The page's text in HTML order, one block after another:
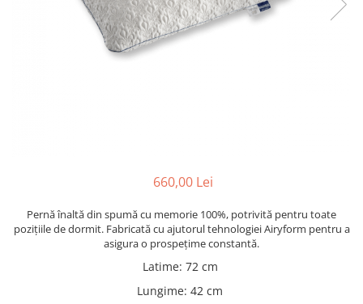
Oferte speciale
660,00 Lei
Pernă înaltă din spumă cu memorie 100%, potrivită pentru toate
pozițiile de dormit. Fabricată cu ajutorul tehnologiei Airyform pentru a
asigura o prospețime constantă.
Latime: 72 cm
Lungime: 42 cm